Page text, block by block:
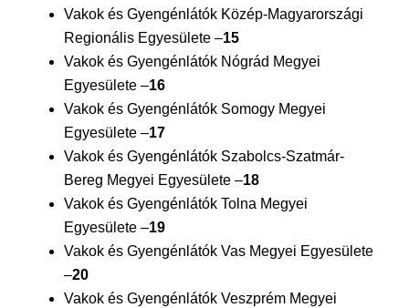
Vakok és Gyengénlátók Közép-Magyarországi
Regionális Egyesülete –15
Vakok és Gyengénlátók Nógrád Megyei
Egyesülete –16
Vakok és Gyengénlátók Somogy Megyei
Egyesülete –17
Vakok és Gyengénlátók Szabolcs-Szatmár-
Bereg Megyei Egyesülete –18
Vakok és Gyengénlátók Tolna Megyei
Egyesülete –19
Vakok és Gyengénlátók Vas Megyei Egyesülete
–20
Vakok és Gyengénlátók Veszprém Megyei